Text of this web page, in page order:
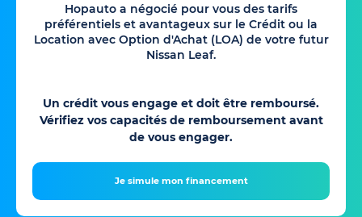
Hopauto a négocié pour vous des tarifs
préférentiels et avantageux sur le Crédit ou la
Location avec Option d'Achat (LOA) de votre futur
Nissan Leaf.
Un crédit vous engage et doit être remboursé.
Vérifiez vos capacités de remboursement avant
de vous engager.
Je simule mon financement